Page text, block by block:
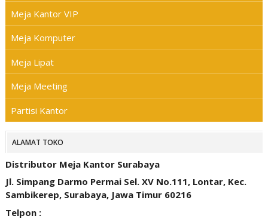
Meja Kantor VIP
Meja Komputer
Meja Lipat
Meja Meeting
Partisi Kantor
ALAMAT TOKO
Distributor Meja Kantor Surabaya
Jl. Simpang Darmo Permai Sel. XV No.111, Lontar, Kec.
Sambikerep, Surabaya, Jawa Timur 60216
Telpon :